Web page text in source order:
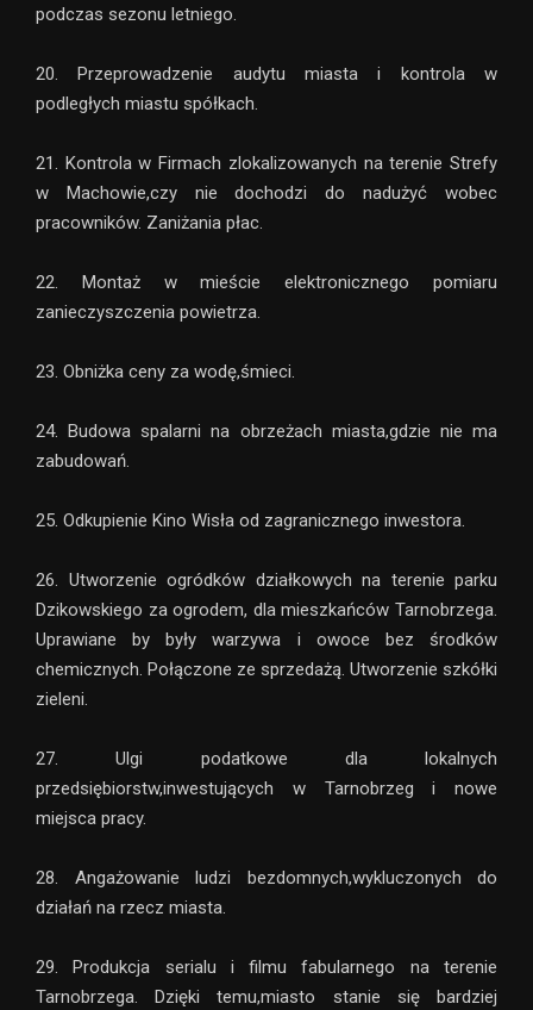
podczas sezonu letniego.
20. Przeprowadzenie audytu miasta i kontrola w
podległych miastu spółkach.
21. Kontrola w Firmach zlokalizowanych na terenie Strefy
w Machowie,czy nie dochodzi do nadużyć wobec
pracowników. Zaniżania płac.
22. Montaż w mieście elektronicznego pomiaru
zanieczyszczenia powietrza.
23. Obniżka ceny za wodę,śmieci.
24. Budowa spalarni na obrzeżach miasta,gdzie nie ma
zabudowań.
25. Odkupienie Kino Wisła od zagranicznego inwestora.
26. Utworzenie ogródków działkowych na terenie parku
Dzikowskiego za ogrodem, dla mieszkańców Tarnobrzega.
Uprawiane by były warzywa i owoce bez środków
chemicznych. Połączone ze sprzedażą. Utworzenie szkółki
zieleni.
27. Ulgi podatkowe dla lokalnych
przedsiębiorstw,inwestujących w Tarnobrzeg i nowe
miejsca pracy.
28. Angażowanie ludzi bezdomnych,wykluczonych do
działań na rzecz miasta.
29. Produkcja serialu i filmu fabularnego na terenie
Tarnobrzega. Dzięki temu,miasto stanie się bardziej